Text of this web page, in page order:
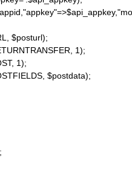
$posturl);
1);
1);
$postdata);